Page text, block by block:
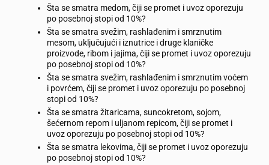
Šta se smatra medom, čiji se promet i uvoz oporezuju
po posebnoj stopi od 10%?
Šta se smatra svežim, rashlađenim i smrznutim
mesom, uključujući i iznutrice i druge klaničke
proizvode, ribom i jajima, čiji se promet i uvoz oporezuju
po posebnoj stopi od 10%?
Šta se smatra svežim, rashlađenim i smrznutim voćem
i povrćem, čiji se promet i uvoz oporezuju po posebnoj
stopi od 10%?
Šta se smatra žitaricama, suncokretom, sojom,
šećernom repom i uljanom repicom, čiji se promet i
uvoz oporezuju po posebnoj stopi od 10%?
Šta se smatra lekovima, čiji se promet i uvoz oporezuju
po posebnoj stopi od 10%?